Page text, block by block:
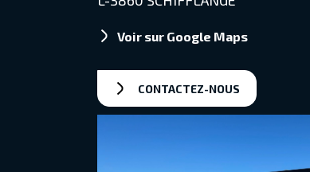
Voir sur Google Maps
CONTACTEZ-NOUS